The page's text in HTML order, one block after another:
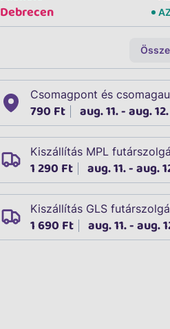
Debrecen
Csomagpont és
790 Ft aug. 11. - aug. 12.
Kiszállítás MPL
1 290 Ft aug. 11. - aug.
Kiszállítás GLS
1 690 Ft aug. 11. - aug.